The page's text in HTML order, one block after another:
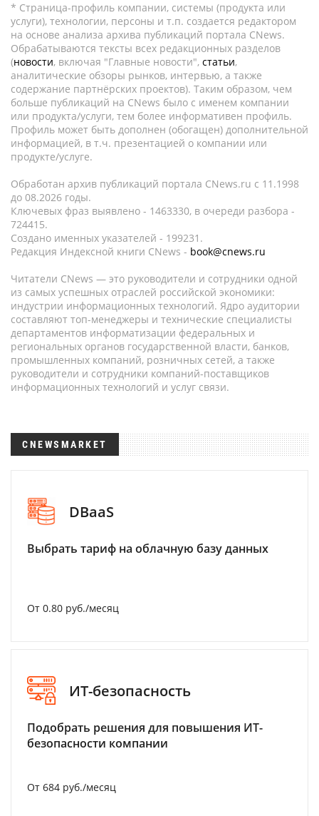
* Страница-профиль компании, системы (продукта или
услуги), технологии, персоны и т.п. создается редактором
на основе анализа архива публикаций портала CNews.
Обрабатываются тексты всех редакционных разделов
(новости, включая "Главные новости", статьи,
аналитические обзоры рынков, интервью, а также
содержание партнёрских проектов). Таким образом, чем
больше публикаций на CNews было с именем компании
или продукта/услуги, тем более информативен профиль.
Профиль может быть дополнен (обогащен) дополнительной
информацией, в т.ч. презентацией о компании или
продукте/услуге.
Обработан архив публикаций портала CNews.ru c 11.1998
до 08.2026 годы.
Ключевых фраз выявлено - 1463330, в очереди разбора -
724415.
Создано именных указателей - 199231.
Редакция Индексной книги CNews - book@cnews.ru
Читатели CNews — это руководители и сотрудники одной
из самых успешных отраслей российской экономики:
индустрии информационных технологий. Ядро аудитории
составляют топ-менеджеры и технические специалисты
департаментов информатизации федеральных и
региональных органов государственной власти, банков,
промышленных компаний, розничных сетей, а также
руководители и сотрудники компаний-поставщиков
информационных технологий и услуг связи.
CNEWSMARKET
DBaaS
Выбрать тариф на облачную базу данных
От 0.80 руб./месяц
ИТ-безопасность
Подобрать решения для повышения ИТ-
безопасности компании
От 684 руб./месяц